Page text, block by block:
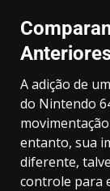
A adição de um
do Nintendo
entanto, sua
diferente,
controle para